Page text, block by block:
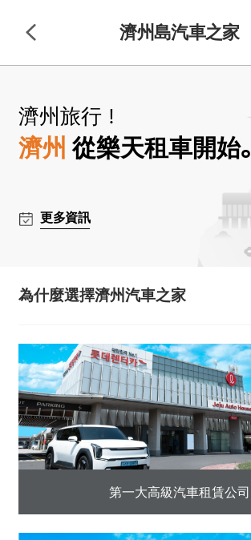
濟州島汽車之家
濟州旅行！
濟州 從樂天租車開始。
更多資訊
為什麼選擇濟州汽車之家
第一大高級汽車租賃公司